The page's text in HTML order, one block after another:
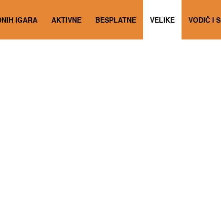
IGARA AKTIVNE BESPLATNE VELIKE VODIČ I